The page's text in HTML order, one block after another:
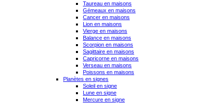
Taureau en maisons
Gémeaux en maisons
Cancer en maisons
Lion en maisons
Vierge en maisons
Balance en maisons
Scorpion en maisons
Sagittaire en maisons
Capricorne en maisons
Verseau en maisons
Poissons en maisons
Planètes en signes
Soleil en signe
Lune en signe
Mercure en signe